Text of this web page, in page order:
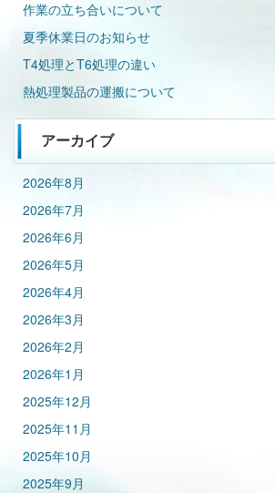
作業の立ち合いについて
夏季休業日のお知らせ
T4処理とT6処理の違い
熱処理製品の運搬について
アーカイブ
2026年8月
2026年7月
2026年6月
2026年5月
2026年4月
2026年3月
2026年2月
2026年1月
2025年12月
2025年11月
2025年10月
2025年9月